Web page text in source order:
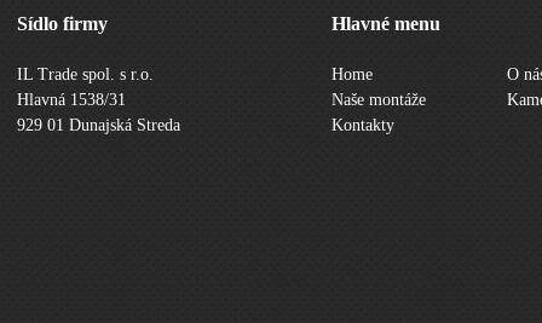
Sídlo firmy
IL Trade spol. s r.o.
Hlavná 1538/31
929 01 Dunajská Streda
Hlavné menu
Home
O
Naše montáže
Kontakty